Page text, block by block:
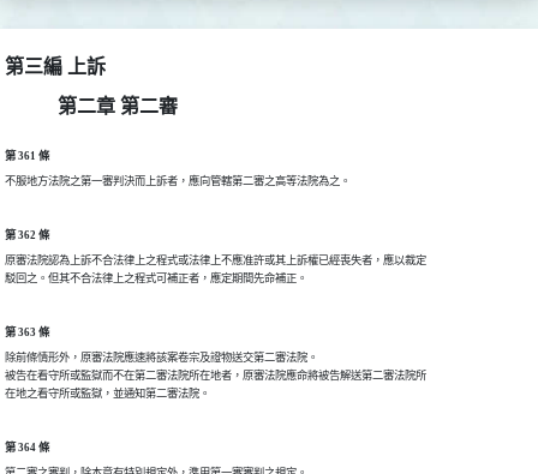
第三編 上訴
第二章 第二審
第 361 條
第 362 條
原審法院認為上訴不合法律上之程式或法律上不應准許或其上訴權已經喪失者，應以裁定
第 363 條
除前條情形外，原審法院應速將該案卷宗及證物送交第二審法院。
被告在看守所或監獄而不在第二審法院所在地者，原審法院應命將被告解送第二審法院所
第 364 條